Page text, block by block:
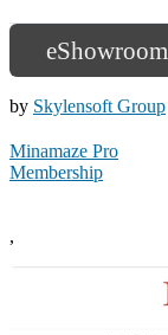
eShowroom
by Skylensoft Group
Minamaze Pro
Membership
,